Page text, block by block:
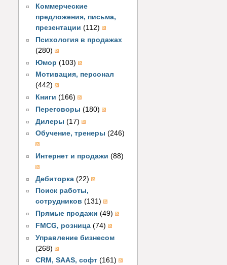
Коммерческие
предложения, письма,
презентации (112)
Психология в продажах
(280)
Юмор (103)
Мотивация, персонал
(442)
Книги (166)
Переговоры (180)
Дилеры (17)
Обучение, тренеры (246)
Интернет и продажи (88)
Дебиторка (22)
Поиск работы,
сотрудников (131)
Прямые продажи (49)
FMCG, розница (74)
Управление бизнесом
(268)
CRM, SAAS, софт (161)